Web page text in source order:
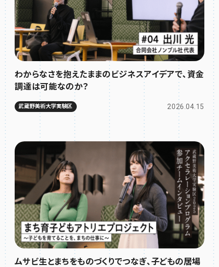
わからなさを抱えたままのビジネスアイデアで、資金
調達は可能なのか？
武蔵野美術大学実験区 2026.04.15
ムサビ生とまちをものづくりでつなぎ、子どもの居場